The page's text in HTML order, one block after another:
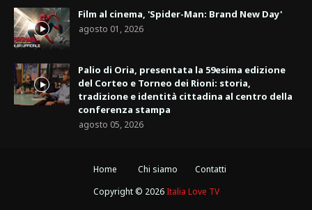
Film al cinema, 'Spider-Man: Brand New Day'
agosto 01, 2026
Palio di Oria, presentata la 59esima edizione
del Corteo e Torneo dei Rioni: storia,
tradizione e identità cittadina al centro della
conferenza stampa
agosto 05, 2026
Home Chi siamo
Contatti
Copyright © 2026 Italia Love TV